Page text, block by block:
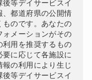
等デイサービスイ
、都道府県の公開情
のです。あなたの
メーションがその
利用を推奨するもの
に応じて各施設に
の利用により生じ
等デイサービスイ